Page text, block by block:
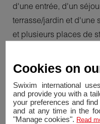
d'une entrée, d'un
terrasse/jardin et d'une
et plusieurs places de
la copropriété viennent
rapidement! Contact:
Cookies on
Swixim international
and provide you with a
your preferences and
and at any time in the
"Manage cookies". Read